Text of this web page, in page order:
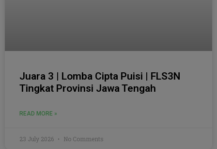
Juara 3 | Lomba Cipta Puisi | FLS3N
Tingkat Provinsi Jawa Tengah
READ MORE »
23 July 2026 No Comments